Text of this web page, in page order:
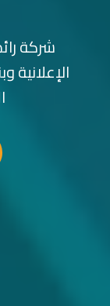
شركة
الإعلانية